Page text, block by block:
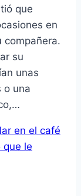
que
en
compañera.
su
unas
o una
en el café
que le